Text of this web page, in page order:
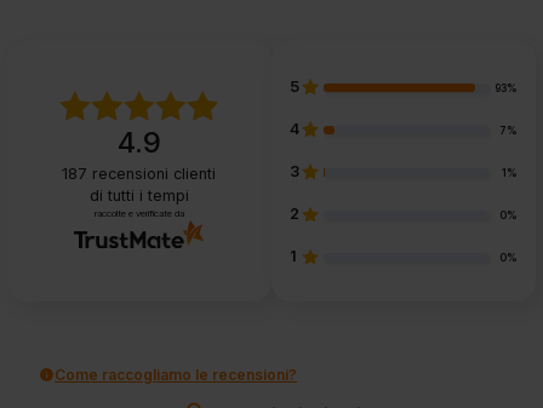
4.9
187 recensioni clienti
di tutti i tempi
raccolte e verificate da
5 93%
4 7%
3 1%
2 0%
1 0%
Come raccogliamo le recensioni?